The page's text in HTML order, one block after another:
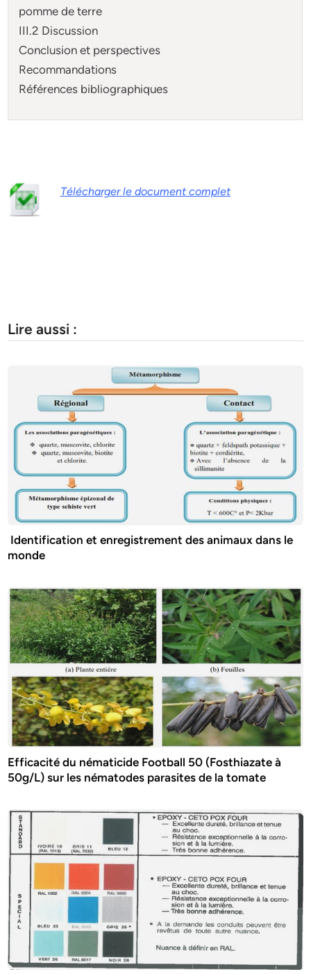
pomme de terre
III.2 Discussion
Conclusion et perspectives
Recommandations
Références bibliographiques
Télécharger le document complet
Lire aussi :
Identification et enregistrement des animaux dans le
monde
Efficacité du nématicide Football 50 (Fosthiazate à
50g/L) sur les nématodes parasites de la tomate